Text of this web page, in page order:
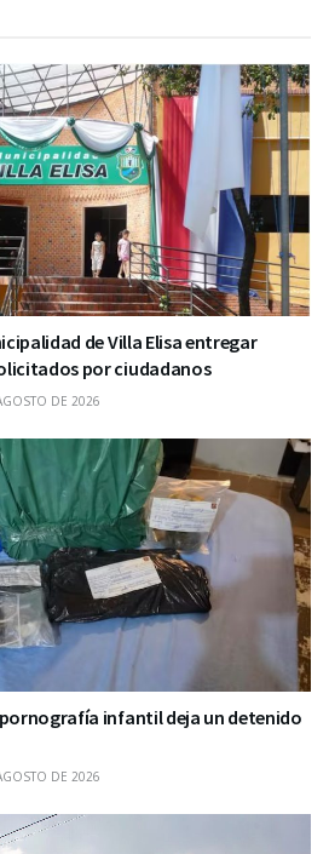
de Villa Elisa entregar
por ciudadanos
DE 2026
infantil deja un detenido
DE 2026